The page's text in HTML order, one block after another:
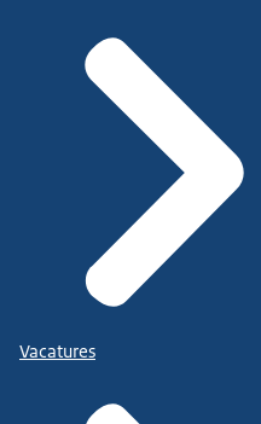
Vacatures